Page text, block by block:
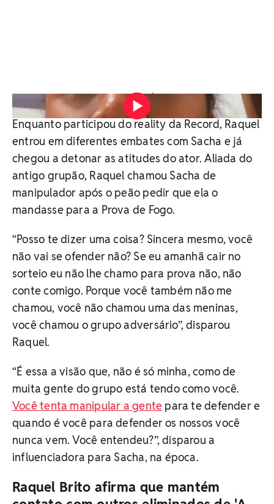
Vídeo: Reprodução/redes sociais
Enquanto participou do reality da Record, Raquel
entrou em diferentes embates com Sacha e já
chegou a detonar as atitudes do ator. Aliada do
antigo grupão, Raquel chamou Sacha de
manipulador após o peão pedir que ela o
mandasse para a Prova de Fogo.
“Posso te dizer uma coisa? Sincera mesmo, você
não vai se ofender não? Se eu amanhã cair no
sorteio eu não lhe chamo para prova não, não
conte comigo. Porque você também não me
chamou, você não chamou uma das meninas,
você chamou o grupo adversário”, disparou
Raquel.
“É essa a visão que, não é só minha, como de
muita gente do grupo está tendo como você.
Você tenta manipular a gente para te defender e
quando é você para defender os nossos você
nunca vem. Você entendeu?”, disparou a
influenciadora para Sacha, na época.
Raquel Brito afirma que mantém